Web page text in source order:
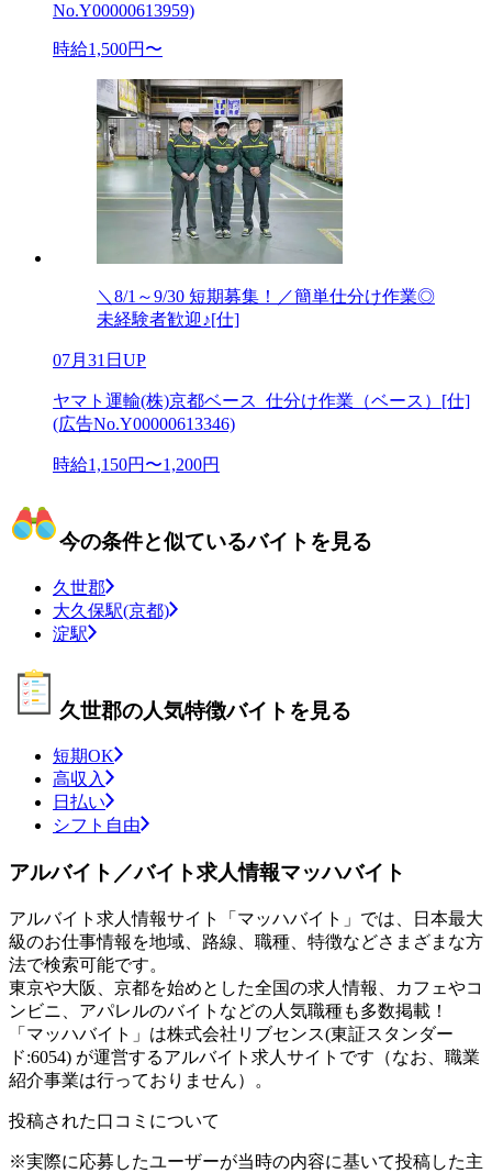
No.Y00000613959)
時給1,500円〜
＼8/1～9/30 短期募集！／簡単仕分け作業◎
未経験者歓迎♪[仕]
07月31日UP
ヤマト運輸(株)京都ベース_仕分け作業（ベース）[仕]
(広告No.Y00000613346)
時給1,150円〜1,200円
今の条件と似ているバイトを見る
久世郡
大久保駅(京都)
淀駅
久世郡の人気特徴バイトを見る
短期OK
高収入
日払い
シフト自由
アルバイト／バイト求人情報マッハバイト
アルバイト求人情報サイト「マッハバイト」では、日本最大
級のお仕事情報を地域、路線、職種、特徴などさまざまな方
法で検索可能です。
東京や大阪、京都を始めとした全国の求人情報、カフェやコ
ンビニ、アパレルのバイトなどの人気職種も多数掲載！
「マッハバイト」は株式会社リブセンス(東証スタンダー
ド:6054) が運営するアルバイト求人サイトです（なお、職業
紹介事業は行っておりません）。
投稿された口コミについて
※実際に応募したユーザーが当時の内容に基いて投稿した主